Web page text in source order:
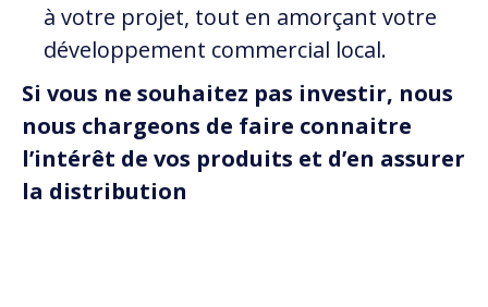
à votre projet, tout en amorçant votre
développement commercial local.
Si vous ne souhaitez pas investir, nous
nous chargeons de faire connaitre
l’intérêt de vos produits et d’en assurer
la distribution